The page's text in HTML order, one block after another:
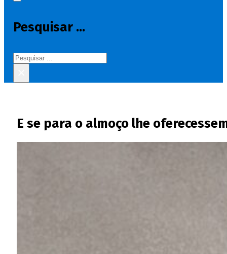
Pesquisar ...
Pesquisar
E se para o almoço lhe